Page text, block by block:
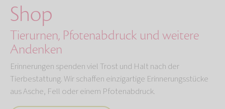
Shop
Tierurnen, Pfotenabdruck und weitere
Andenken
Erinnerungen spenden viel Trost und Halt nach der
Tierbestattung. Wir schaffen einzigartige Erinnerungsstücke
aus Asche, Fell oder einem Pfotenabdruck.